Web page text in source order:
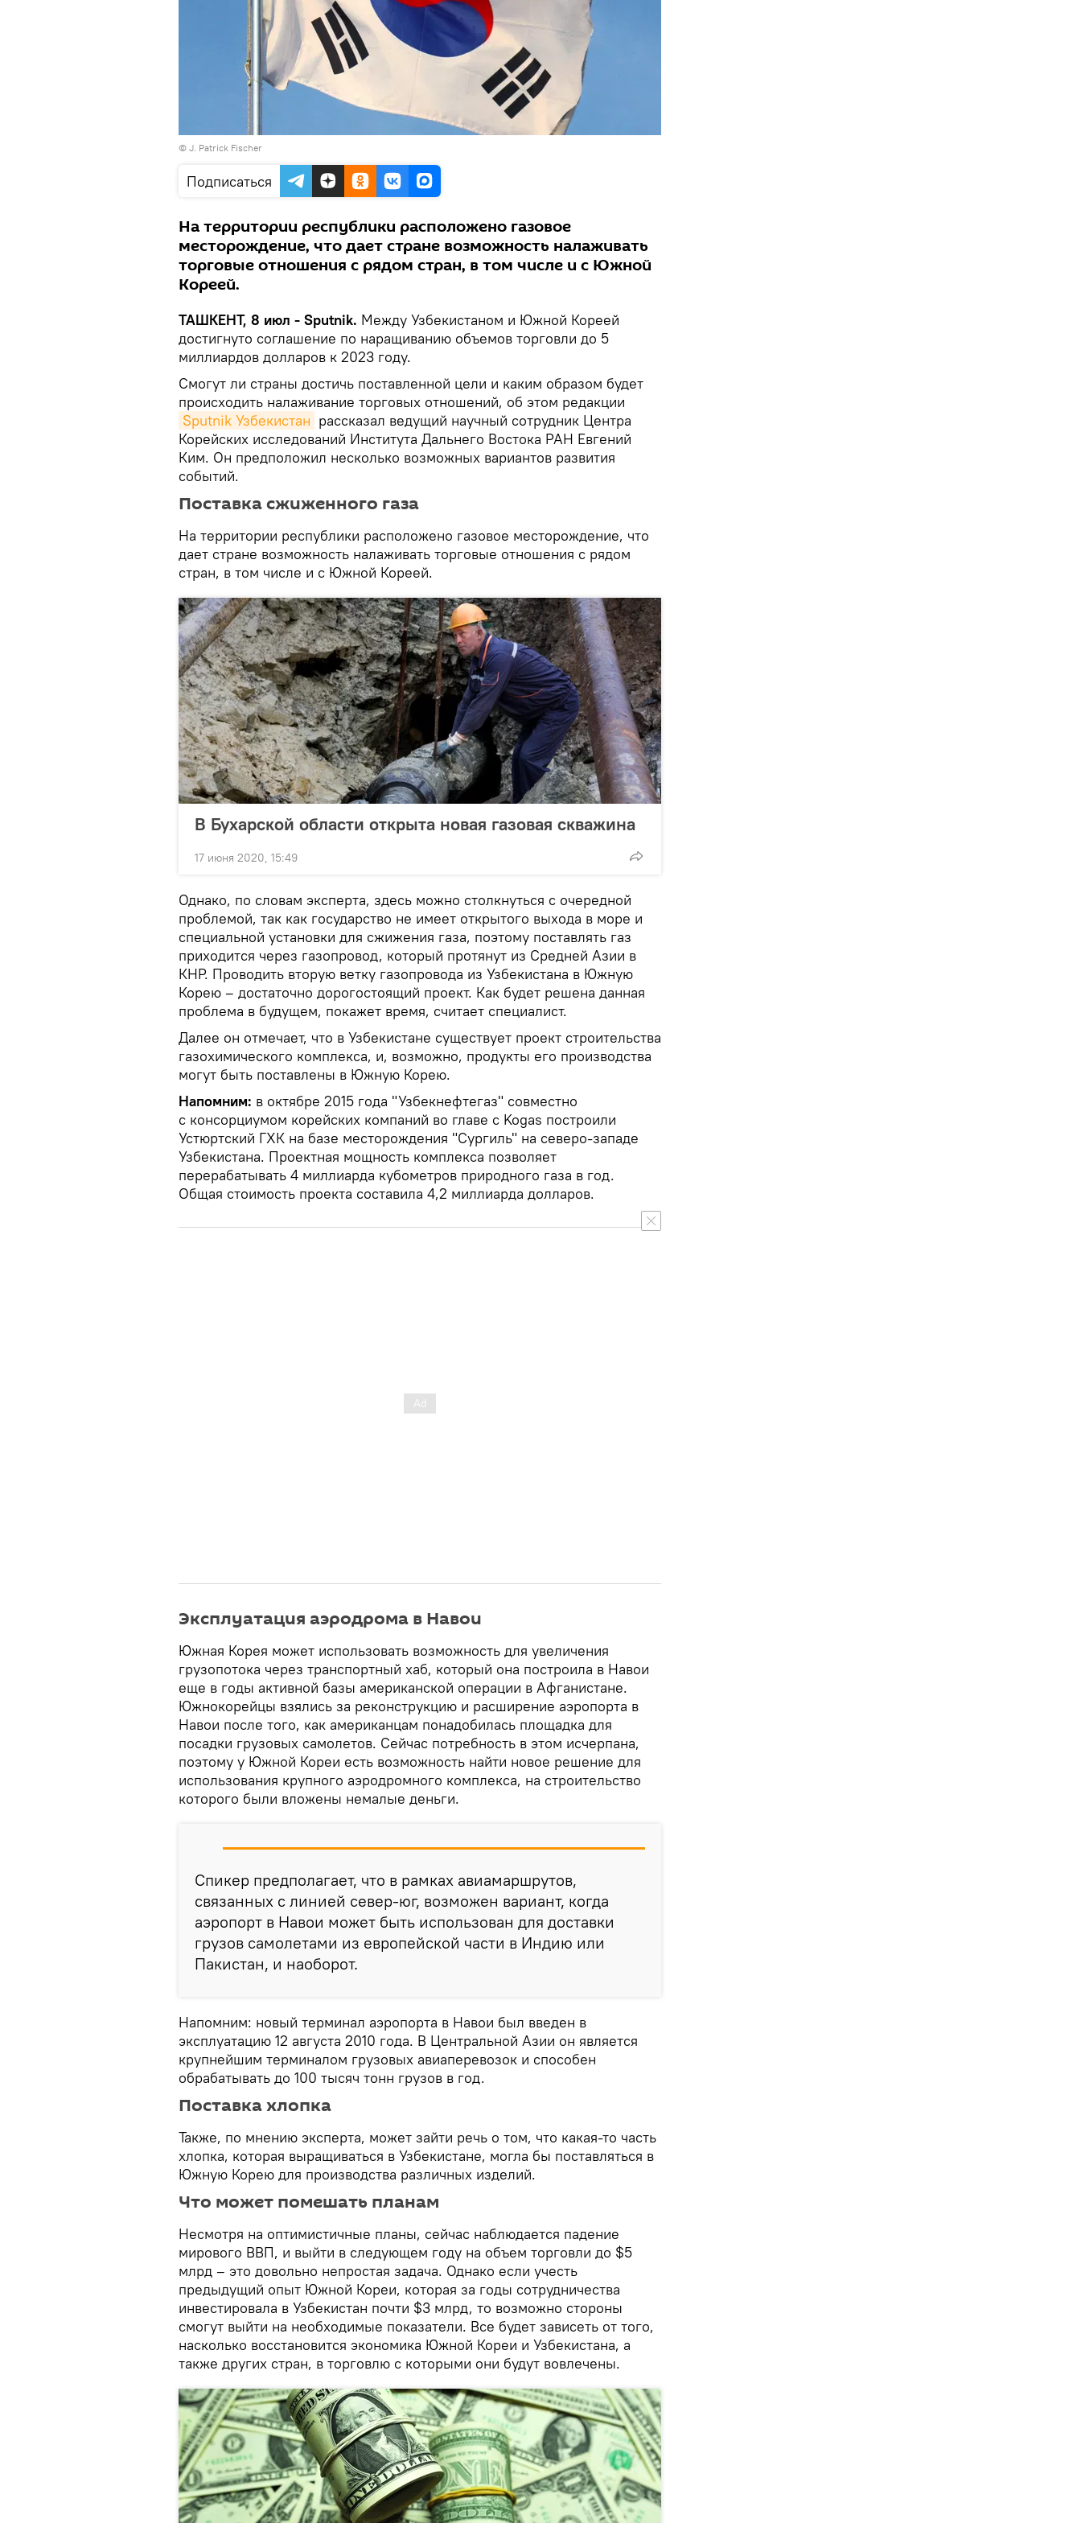
© J. Patrick Fischer
Подписаться
На территории республики расположено газовое
месторождение, что дает стране возможность налаживать
торговые отношения с рядом стран, в том числе и с Южной
Кореей.
ТАШКЕНТ, 8 июл - Sputnik. Между Узбекистаном и Южной Кореей
достигнуто соглашение по наращиванию объемов торговли до 5
миллиардов долларов к 2023 году.
Смогут ли страны достичь поставленной цели и каким образом будет
происходить налаживание торговых отношений, об этом редакции
Sputnik Узбекистан рассказал ведущий научный сотрудник Центра
Корейских исследований Института Дальнего Востока РАН Евгений
Ким. Он предположил несколько возможных вариантов развития
событий.
Поставка сжиженного газа
На территории республики расположено газовое месторождение, что
дает стране возможность налаживать торговые отношения с рядом
стран, в том числе и с Южной Кореей.
В Бухарской области открыта новая газовая скважина
17 июня 2020, 15:49
Однако, по словам эксперта, здесь можно столкнуться с очередной
проблемой, так как государство не имеет открытого выхода в море и
специальной установки для сжижения газа, поэтому поставлять газ
приходится через газопровод, который протянут из Средней Азии в
КНР. Проводить вторую ветку газопровода из Узбекистана в Южную
Корею – достаточно дорогостоящий проект. Как будет решена данная
проблема в будущем, покажет время, считает специалист.
Далее он отмечает, что в Узбекистане существует проект строительства
газохимического комплекса, и, возможно, продукты его производства
могут быть поставлены в Южную Корею.
Напомним: в октябре 2015 года "Узбекнефтегаз" совместно
с консорциумом корейских компаний во главе с Kogas построили
Устюртский ГХК на базе месторождения "Сургиль" на северо-западе
Узбекистана. Проектная мощность комплекса позволяет
перерабатывать 4 миллиарда кубометров природного газа в год.
Общая стоимость проекта составила 4,2 миллиарда долларов.
Эксплуатация аэродрома в Навои
Южная Корея может использовать возможность для увеличения
грузопотока через транспортный хаб, который она построила в Навои
еще в годы активной базы американской операции в Афганистане.
Южнокорейцы взялись за реконструкцию и расширение аэропорта в
Навои после того, как американцам понадобилась площадка для
посадки грузовых самолетов. Сейчас потребность в этом исчерпана,
поэтому у Южной Кореи есть возможность найти новое решение для
использования крупного аэродромного комплекса, на строительство
которого были вложены немалые деньги.
Спикер предполагает, что в рамках авиамаршрутов,
связанных с линией север-юг, возможен вариант, когда
аэропорт в Навои может быть использован для доставки
грузов самолетами из европейской части в Индию или
Пакистан, и наоборот.
Напомним: новый терминал аэропорта в Навои был введен в
эксплуатацию 12 августа 2010 года. В Центральной Азии он является
крупнейшим терминалом грузовых авиаперевозок и способен
обрабатывать до 100 тысяч тонн грузов в год.
Поставка хлопка
Также, по мнению эксперта, может зайти речь о том, что какая-то часть
хлопка, которая выращиваться в Узбекистане, могла бы поставляться в
Южную Корею для производства различных изделий.
Что может помешать планам
Несмотря на оптимистичные планы, сейчас наблюдается падение
мирового ВВП, и выйти в следующем году на объем торговли до $5
млрд – это довольно непростая задача. Однако если учесть
предыдущий опыт Южной Кореи, которая за годы сотрудничества
инвестировала в Узбекистан почти $3 млрд, то возможно стороны
смогут выйти на необходимые показатели. Все будет зависеть от того,
насколько восстановится экономика Южной Кореи и Узбекистана, а
также других стран, в торговлю с которыми они будут вовлечены.